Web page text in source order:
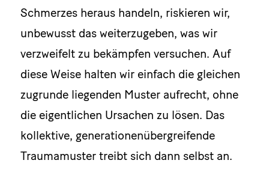
Schmerzes heraus handeln, riskieren wir,
unbewusst das weiterzugeben, was wir
verzweifelt zu bekämpfen versuchen. Auf
diese Weise halten wir einfach die gleichen
zugrunde liegenden Muster aufrecht, ohne
die eigentlichen Ursachen zu lösen. Das
kollektive, generationenübergreifende
Traumamuster treibt sich dann selbst an.